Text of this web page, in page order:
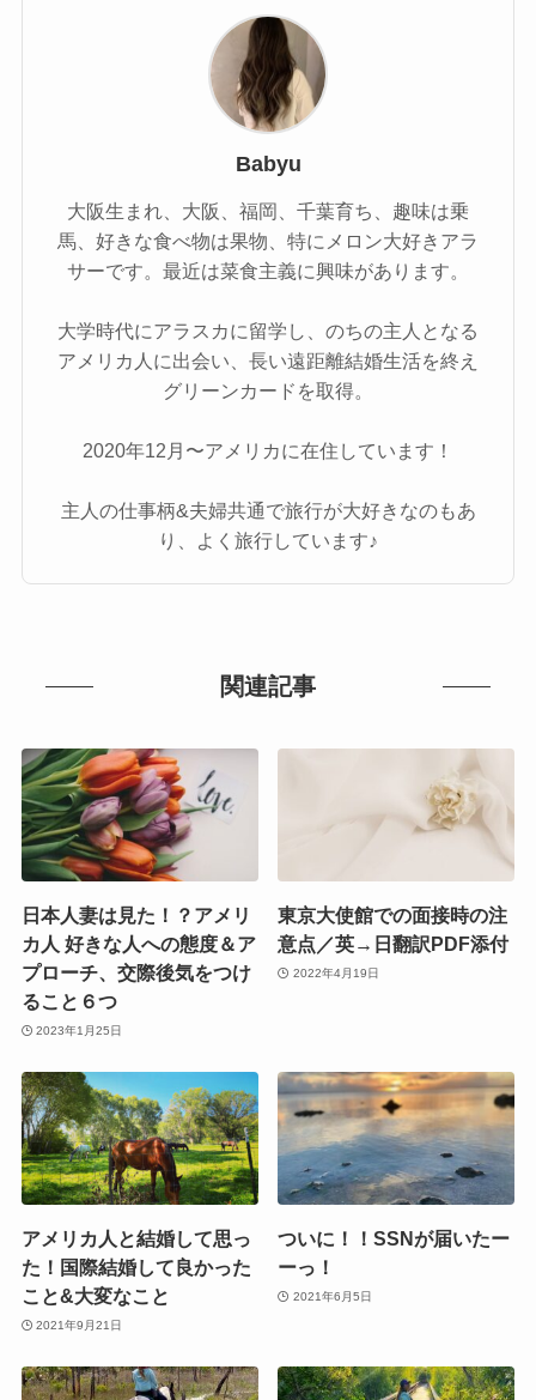
Babyu
大阪生まれ、大阪、福岡、千葉育ち、趣味は乗
馬、好きな食べ物は果物、特にメロン大好きアラ
サーです。最近は菜食主義に興味があります。
大学時代にアラスカに留学し、のちの主人となる
アメリカ人に出会い、長い遠距離結婚生活を終え
グリーンカードを取得。
2020年12月〜アメリカに在住しています！
主人の仕事柄&夫婦共通で旅行が大好きなのもあ
り、よく旅行しています♪
関連記事
日本人妻は見た！？アメリ
カ人 好きな人への態度＆ア
プローチ、交際後気をつけ
ること６つ
2023年1月25日
東京大使館での面接時の注
意点／英→日翻訳PDF添付
2022年4月19日
アメリカ人と結婚して思っ
た！国際結婚して良かった
こと&大変なこと
2021年9月21日
ついに！！SSNが届いたー
ーっ！
2021年6月5日